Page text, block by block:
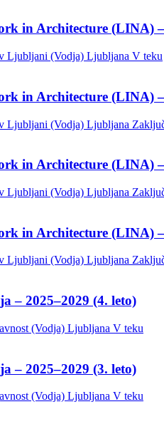
in Architecture (LINA)
Ljubljani (Vodja) Ljubljana V teku
in Architecture (LINA)
Ljubljani (Vodja) Ljubljana
in Architecture (LINA)
Ljubljani (Vodja) Ljubljana
in Architecture (LINA)
Ljubljani (Vodja) Ljubljana
– 2025–2029 (4. leto)
(Vodja) Ljubljana V teku
– 2025–2029 (3. leto)
(Vodja) Ljubljana V teku